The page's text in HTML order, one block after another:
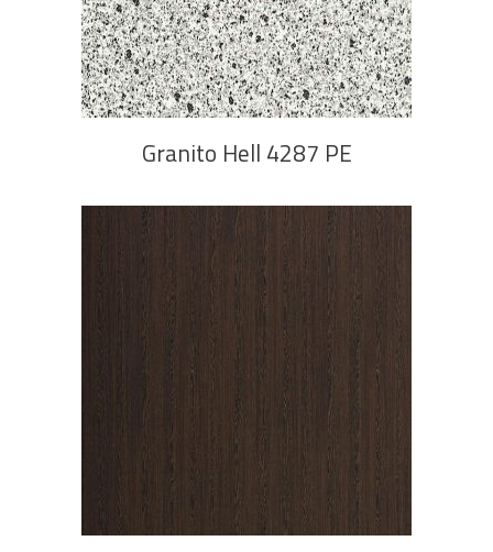
PROČITAJ VIŠE
Granito Hell 4287 PE
PROČITAJ VIŠE